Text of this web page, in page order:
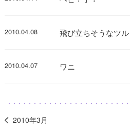
2010.04.08 飛び立ちそうなツル
2010.04.07 ワニ
2010年3月